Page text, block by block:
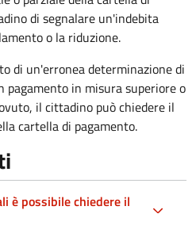
di segnalare un'indebita
o la riduzione.
di un'erronea determinazione di
in misura superiore o
il cittadino può chiedere il
cartella di pagamento.
è possibile chiedere il